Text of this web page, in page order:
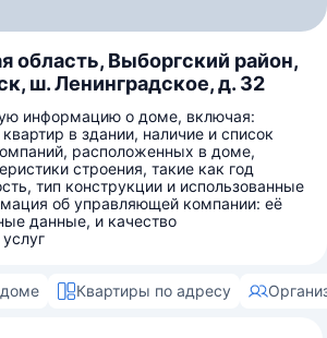
область, Выборгский район,
ш. Ленинградское, д. 32
информацию о доме, включая:
в здании, наличие и список
расположенных в доме,
строения, такие как год
тип конструкции и использованные
об управляющей компании: её
данные, и качество
Квартиры по адресу